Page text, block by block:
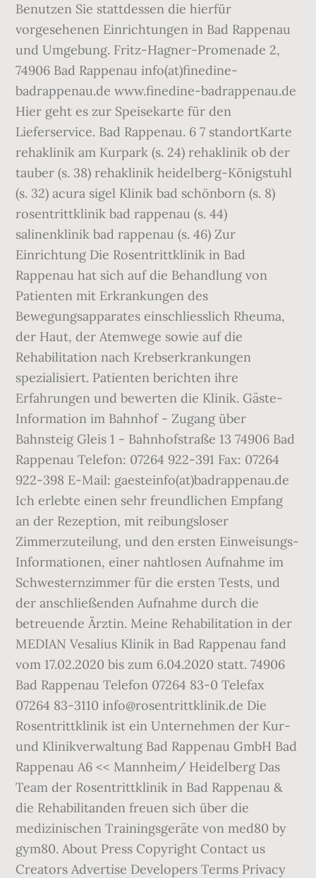
Benutzen Sie stattdessen die hierfür
vorgesehenen Einrichtungen in Bad Rappenau
und Umgebung. Fritz-Hagner-Promenade 2,
74906 Bad Rappenau info(at)finedine-
badrappenau.de www.finedine-badrappenau.de
Hier geht es zur Speisekarte für den
Lieferservice. Bad Rappenau. 6 7 standortKarte
rehaklinik am Kurpark (s. 24) rehaklinik ob der
tauber (s. 38) rehaklinik heidelberg-Königstuhl
(s. 32) acura sigel Klinik bad schönborn (s. 8)
rosentrittklinik bad rappenau (s. 44)
salinenklinik bad rappenau (s. 46) Zur
Einrichtung Die Rosentrittklinik in Bad
Rappenau hat sich auf die Behandlung von
Patienten mit Erkrankungen des
Bewegungsapparates einschliesslich Rheuma,
der Haut, der Atemwege sowie auf die
Rehabilitation nach Krebserkrankungen
spezialisiert. Patienten berichten ihre
Erfahrungen und bewerten die Klinik. Gäste-
Information im Bahnhof - Zugang über
Bahnsteig Gleis 1 - Bahnhofstraße 13 74906 Bad
Rappenau Telefon: 07264 922-391 Fax: 07264
922-398 E-Mail: gaesteinfo(at)badrappenau.de
Ich erlebte einen sehr freundlichen Empfang
an der Rezeption, mit reibungsloser
Zimmerzuteilung, und den ersten Einweisungs-
Informationen, einer nahtlosen Aufnahme im
Schwesternzimmer für die ersten Tests, und
der anschließenden Aufnahme durch die
betreuende Ärztin. Meine Rehabilitation in der
MEDIAN Vesalius Klinik in Bad Rappenau fand
vom 17.02.2020 bis zum 6.04.2020 statt. 74906
Bad Rappenau Telefon 07264 83-0 Telefax
07264 83-3110 info@rosentrittklinik.de Die
Rosentrittklinik ist ein Unternehmen der Kur-
und Klinikverwaltung Bad Rappenau GmbH Bad
Rappenau A6 << Mannheim/ Heidelberg Das
Team der Rosentrittklinik in Bad Rappenau &
die Rehabilitanden freuen sich über die
medizinischen Trainingsgeräte von med80 by
gym80. About Press Copyright Contact us
Creators Advertise Developers Terms Privacy